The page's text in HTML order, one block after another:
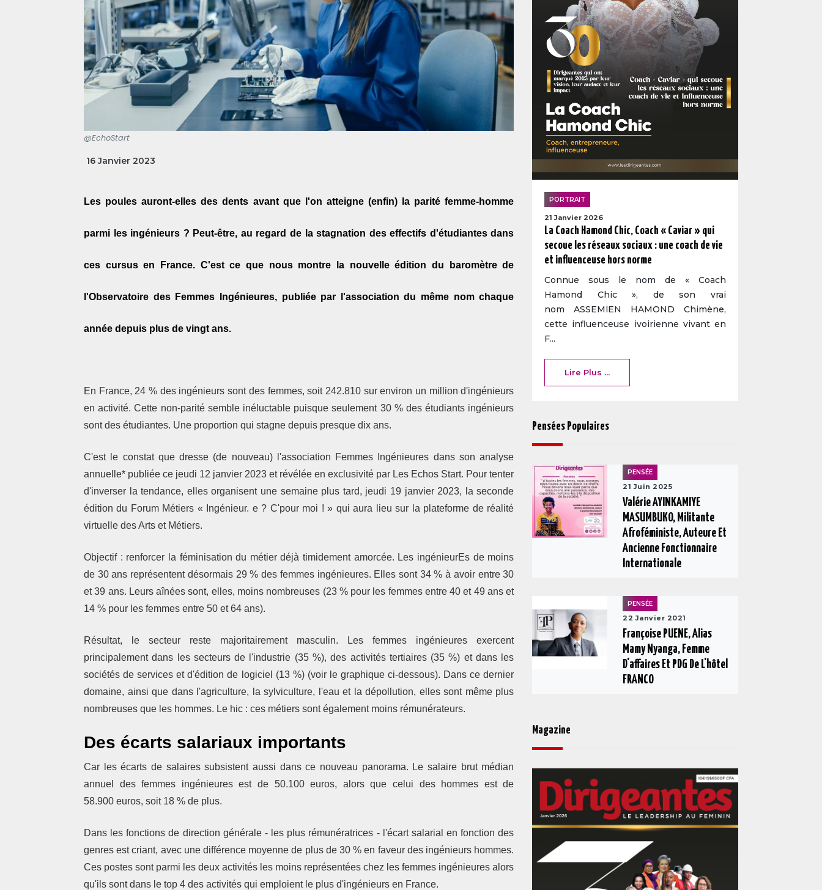
@EchoStart
16 Janvier 2023
Les poules auront-elles des dents avant que l'on atteigne (enfin) la parité femme-homme
parmi les ingénieurs ? Peut-être, au regard de la stagnation des effectifs d'étudiantes dans
ces cursus en France. C'est ce que nous montre la nouvelle édition du baromètre de
l'Observatoire des Femmes Ingénieures, publiée par l'association du même nom chaque
année depuis plus de vingt ans.
En France, 24 % des ingénieurs sont des femmes, soit 242.810 sur environ un million d'ingénieurs
en activité. Cette non-parité semble inéluctable puisque seulement 30 % des étudiants ingénieurs
sont des étudiantes. Une proportion qui stagne depuis presque dix ans.
C'est le constat que dresse (de nouveau) l'association Femmes Ingénieures dans son analyse
annuelle* publiée ce jeudi 12 janvier 2023 et révélée en exclusivité par Les Echos Start. Pour tenter
d'inverser la tendance, elles organisent une semaine plus tard, jeudi 19 janvier 2023, la seconde
édition du Forum Métiers « Ingénieur. e ? C'pour moi ! » qui aura lieu sur la plateforme de réalité
virtuelle des Arts et Métiers.
Objectif : renforcer la féminisation du métier déjà timidement amorcée. Les ingénieurEs de moins
de 30 ans représentent désormais 29 % des femmes ingénieures. Elles sont 34 % à avoir entre 30
et 39 ans. Leurs aînées sont, elles, moins nombreuses (23 % pour les femmes entre 40 et 49 ans et
14 % pour les femmes entre 50 et 64 ans).
Résultat, le secteur reste majoritairement masculin. Les femmes ingénieures exercent
principalement dans les secteurs de l'industrie (35 %), des activités tertiaires (35 %) et dans les
sociétés de services et d'édition de logiciel (13 %) (voir le graphique ci-dessous). Dans ce dernier
domaine, ainsi que dans l'agriculture, la sylviculture, l'eau et la dépollution, elles sont même plus
nombreuses que les hommes. Le hic : ces métiers sont également moins rémunérateurs.
Des écarts salariaux importants
Car les écarts de salaires subsistent aussi dans ce nouveau panorama. Le salaire brut médian
annuel des femmes ingénieures est de 50.100 euros, alors que celui des hommes est de
58.900 euros, soit 18 % de plus.
Dans les fonctions de direction générale - les plus rémunératrices - l'écart salarial en fonction des
genres est criant, avec une différence moyenne de plus de 30 % en faveur des ingénieurs hommes.
Ces postes sont parmi les deux activités les moins représentées chez les femmes ingénieures alors
qu'ils sont dans le top 4 des activités qui emploient le plus d'ingénieurs en France.
PORTRAIT
21 Janvier 2026
La Coach Hamond Chic, Coach « Caviar » qui
secoue les réseaux sociaux : une coach de vie
et influenceuse hors norme
Connue sous le nom de « Coach
Hamond Chic », de son vrai
nom ASSEMlEN HAMOND Chimène,
cette influenceuse ivoirienne vivant en
F...
Lire Plus ...
Pensées Populaires
PENSÉE
21 Juin 2025
Valérie AYINKAMIYE
MASUMBUKO, Militante
Afroféministe, Auteure Et
Ancienne Fonctionnaire
Internationale
PENSÉE
22 Janvier 2021
Françoise PUENE, Alias
Mamy Nyanga, Femme
D'affaires Et PDG De L'hôtel
FRANCO
Magazine